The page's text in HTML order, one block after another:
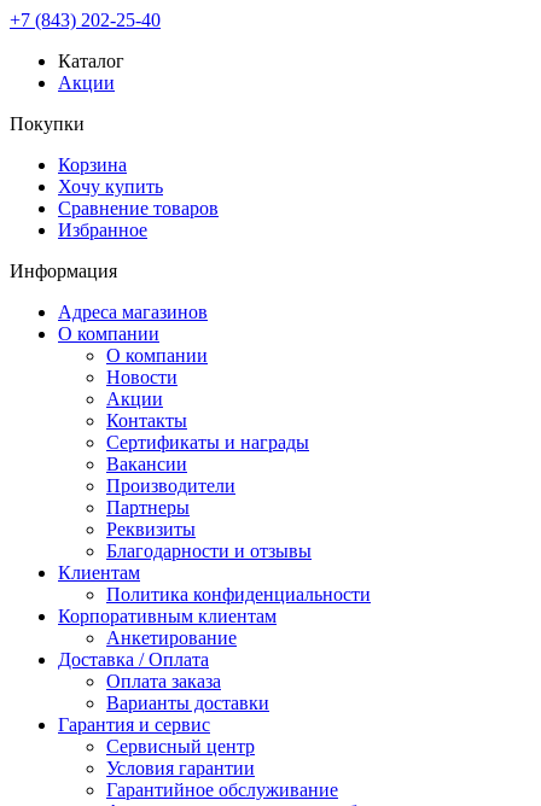
+7 (843) 202-25-40
Каталог
Акции
Покупки
Корзина
Хочу купить
Сравнение товаров
Избранное
Информация
Адреса магазинов
О компании
О компании
Новости
Акции
Контакты
Сертификаты и награды
Вакансии
Производители
Партнеры
Реквизиты
Благодарности и отзывы
Клиентам
Политика конфиденциальности
Корпоративным клиентам
Анкетирование
Доставка / Оплата
Оплата заказа
Варианты доставки
Гарантия и сервис
Сервисный центр
Условия гарантии
Гарантийное обслуживание